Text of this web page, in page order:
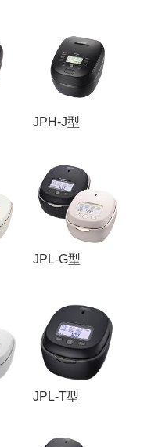
JPH-J型
JPL-G型
JPL-T型